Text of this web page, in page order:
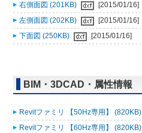
右側面図 (201KB)
[2015/01/16]
左側面図 (202KB)
[2015/01/16]
下面図 (250KB)
[2015/01/16]
BIM・3DCAD・属性情報
Revitファミリ 【50Hz専用】 (820KB)
Revitファミリ 【60Hz専用】 (820KB)